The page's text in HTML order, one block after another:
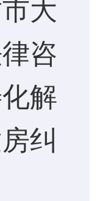
大
咨
解
纠